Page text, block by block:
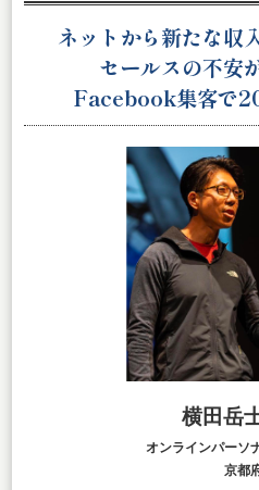
ネットから新たな収
セールスの不安
Facebook集客で
横田岳
オンラインパーソ
京都